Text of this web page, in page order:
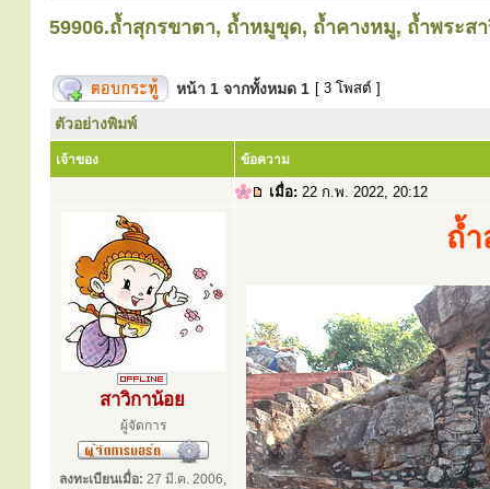
59906.ถ้ำสุกรขาตา, ถ้ำหมูขุด, ถ้ำคางหมู, ถ้ำพระส
หน้า 1 จากทั้งหมด 1 [ 3 โพสต์ ]
ตัวอย่างพิมพ์
เจ้าของ ข้อความ
เมื่อ: 22 ก.พ. 2022, 20:12
สาวิกาน้อย
ผู้จัดการ
ลงทะเบียนเมื่อ: 27 มี.ค. 2006,
ถ้